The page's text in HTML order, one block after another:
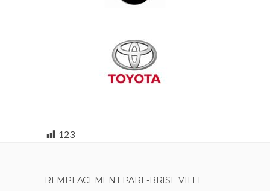
123
REMPLACEMENT PARE-BRISE VILLE